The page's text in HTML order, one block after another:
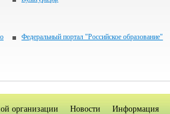
Федеральный портал "Российское образование"
организации Новости Информация